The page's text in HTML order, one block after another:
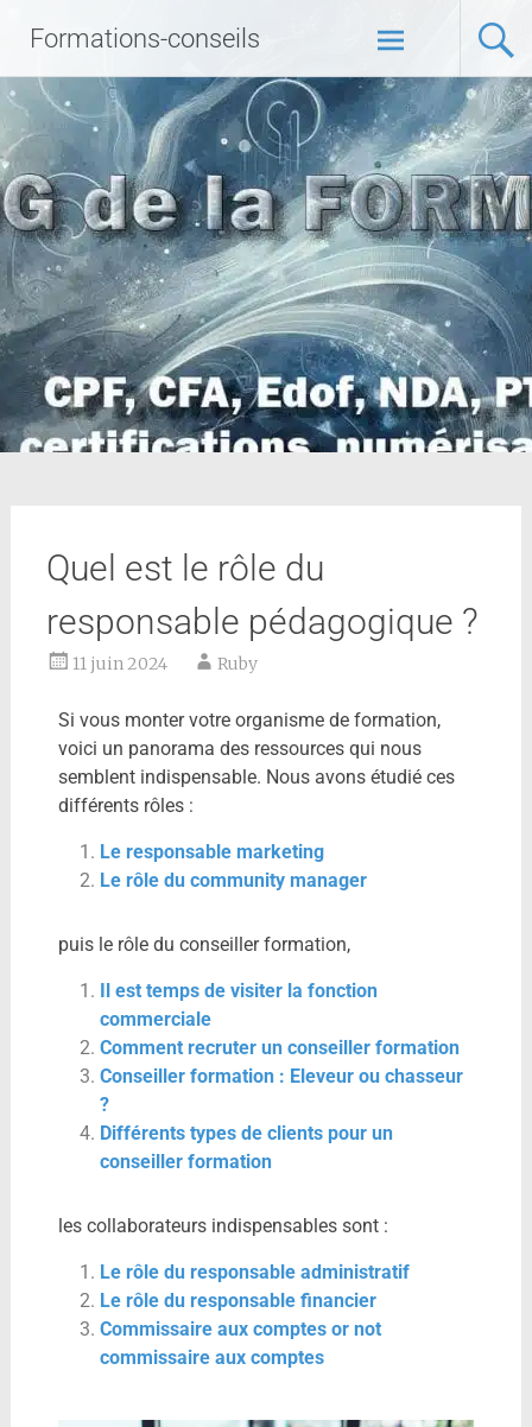
Formations-conseils
Quel est le rôle du
responsable pédagogique ?
11 juin 2024 Ruby
Si vous monter votre organisme de formation,
voici un panorama des ressources qui nous
semblent indispensable. Nous avons étudié ces
différents rôles :
Le responsable marketing
Le rôle du community manager
puis le rôle du conseiller formation,
Il est temps de visiter la fonction
commerciale
Comment recruter un conseiller formation
Conseiller formation : Eleveur ou chasseur
?
Différents types de clients pour un
conseiller formation
les collaborateurs indispensables sont :
Le rôle du responsable administratif
Le rôle du responsable financier
Commissaire aux comptes or not
commissaire aux comptes